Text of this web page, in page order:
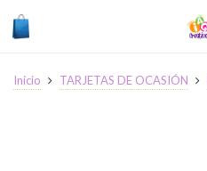
Inicio TARJETAS DE OCASIÓN